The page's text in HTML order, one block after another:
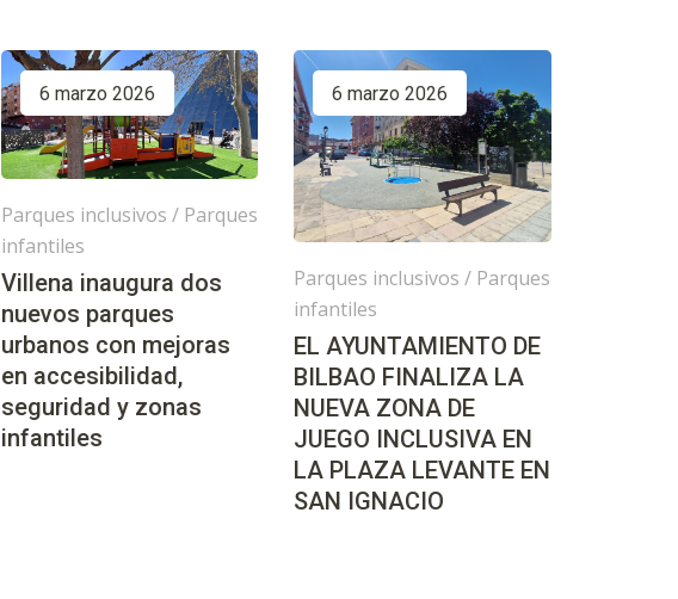
6 marzo 2026
Parques inclusivos / Parques
infantiles
Villena inaugura dos
nuevos parques
urbanos con mejoras
en accesibilidad,
seguridad y zonas
infantiles
6 marzo 2026
Parques inclusivos / Parques
infantiles
EL AYUNTAMIENTO DE
BILBAO FINALIZA LA
NUEVA ZONA DE
JUEGO INCLUSIVA EN
LA PLAZA LEVANTE EN
SAN IGNACIO